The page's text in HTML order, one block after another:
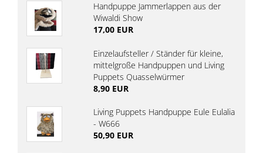
Handpuppe Jammerlappen aus der
Wiwaldi Show
17,00 EUR
Einzelaufsteller / Ständer für kleine,
mittelgroße Handpuppen und Living
Puppets Quasselwürmer
8,90 EUR
Living Puppets Handpuppe Eule Eulalia
- W666
50,90 EUR